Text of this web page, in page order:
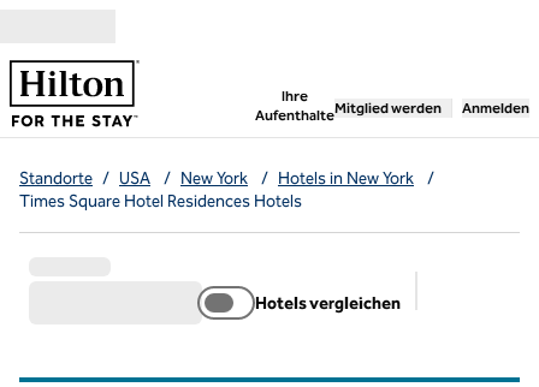
Ihre
Aufenthalte
,öffnet neue
Mitglied werden Anmelden
Standorte / USA / New York / Hotels in New York
/
Times Square Hotel Residences Hotels
Hotels vergleichen